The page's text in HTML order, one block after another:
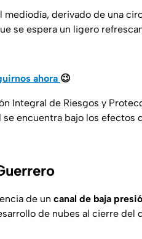
mediodía, derivado de una
se espera un ligero
ahora 😉
Integral de Riesgos y
encuentra bajo los efectos
de un canal de baja
de nubes al cierre del